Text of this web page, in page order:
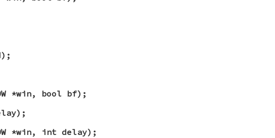
*win, bool bf);
*win, int delay);